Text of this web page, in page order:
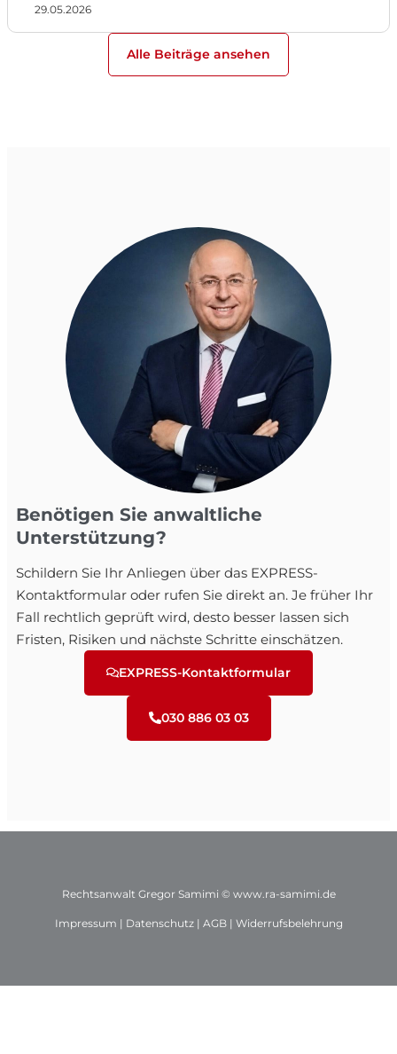
29.05.2026
Alle Beiträge ansehen
Benötigen Sie anwaltliche
Unterstützung?
Schildern Sie Ihr Anliegen über das EXPRESS-
Kontaktformular oder rufen Sie direkt an. Je früher Ihr
Fall rechtlich geprüft wird, desto besser lassen sich
Fristen, Risiken und nächste Schritte einschätzen.
EXPRESS-Kontaktformular
030 886 03 03
Rechtsanwalt Gregor Samimi © www.ra-samimi.de
Impressum | Datenschutz| AGB| Widerrufsbelehrung